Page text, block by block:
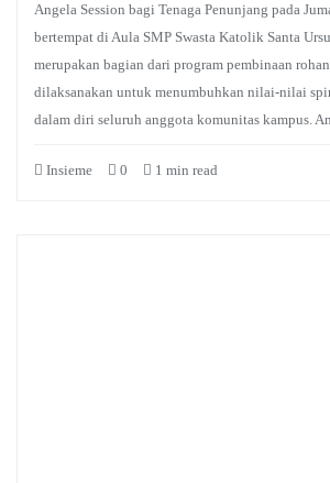
Angela Session bagi Tenaga Penunjang pada
bertempat di Aula SMP Swasta Katolik Santa
merupakan bagian dari program pembinaan
dilaksanakan untuk menumbuhkan nilai-nilai
dalam diri seluruh anggota komunitas kampus.
Insieme 0 1 min read